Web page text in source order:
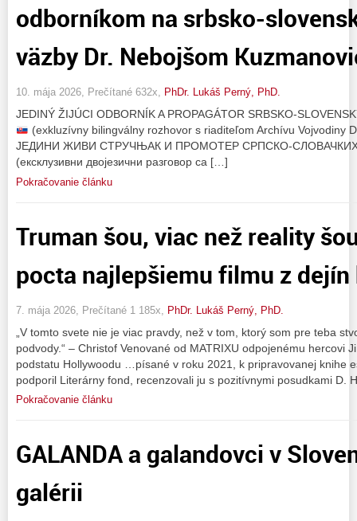
odborníkom na srbsko-
väzby Dr. Nebojšom
10. mája 2026, Prečítané 632x, PhDr. Lukáš Perný, PhD.
JEDINÝ ŽIJÚCI ODBORNÍK A PROPAGÁTOR SRBSKO-
(exkluzívny bilingválny rozhovor s riaditeľom Archívu Vojvodiny
ЈЕДИНИ ЖИВИ СТРУЧЊАК И ПРОМОТЕР СРПСКО-
(ексклузивни двојезични разговор са […]
Pokračovanie článku
Truman šou, viac než reality
pocta najlepšiemu filmu z
7. mája 2026, Prečítané 1 185x, PhDr. Lukáš Perný, PhD.
„V tomto svete nie je viac pravdy, než v tom, ktorý som pre teba
podvody.“ – Christof Venované od MATRIXU odpojenému hercovi
podstatu Hollywoodu …písané v roku 2021, k pripravovanej knihe
podporil Literárny fond, recenzovali ju s pozitívnymi posudkami D.
Pokračovanie článku
GALANDA a galandovci v
galérii